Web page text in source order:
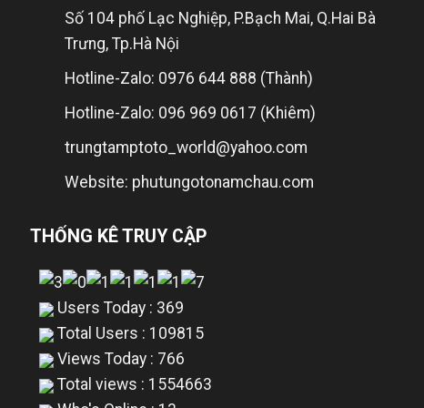
Số 104 phố Lạc Nghiệp, P.Bạch Mai, Q.Hai Bà
Trưng, Tp.Hà Nội
Hotline-Zalo: 0976 644 888 (Thành)
Hotline-Zalo: 096 969 0617 (Khiêm)
trungtamptoto_world@yahoo.com
Website: phutungotonamchau.com
THỐNG KÊ TRUY CẬP
Users Today : 369
Total Users : 109815
Views Today : 766
Total views : 1554663